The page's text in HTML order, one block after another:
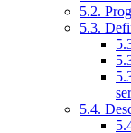
5.2.
5.3.
5.4.